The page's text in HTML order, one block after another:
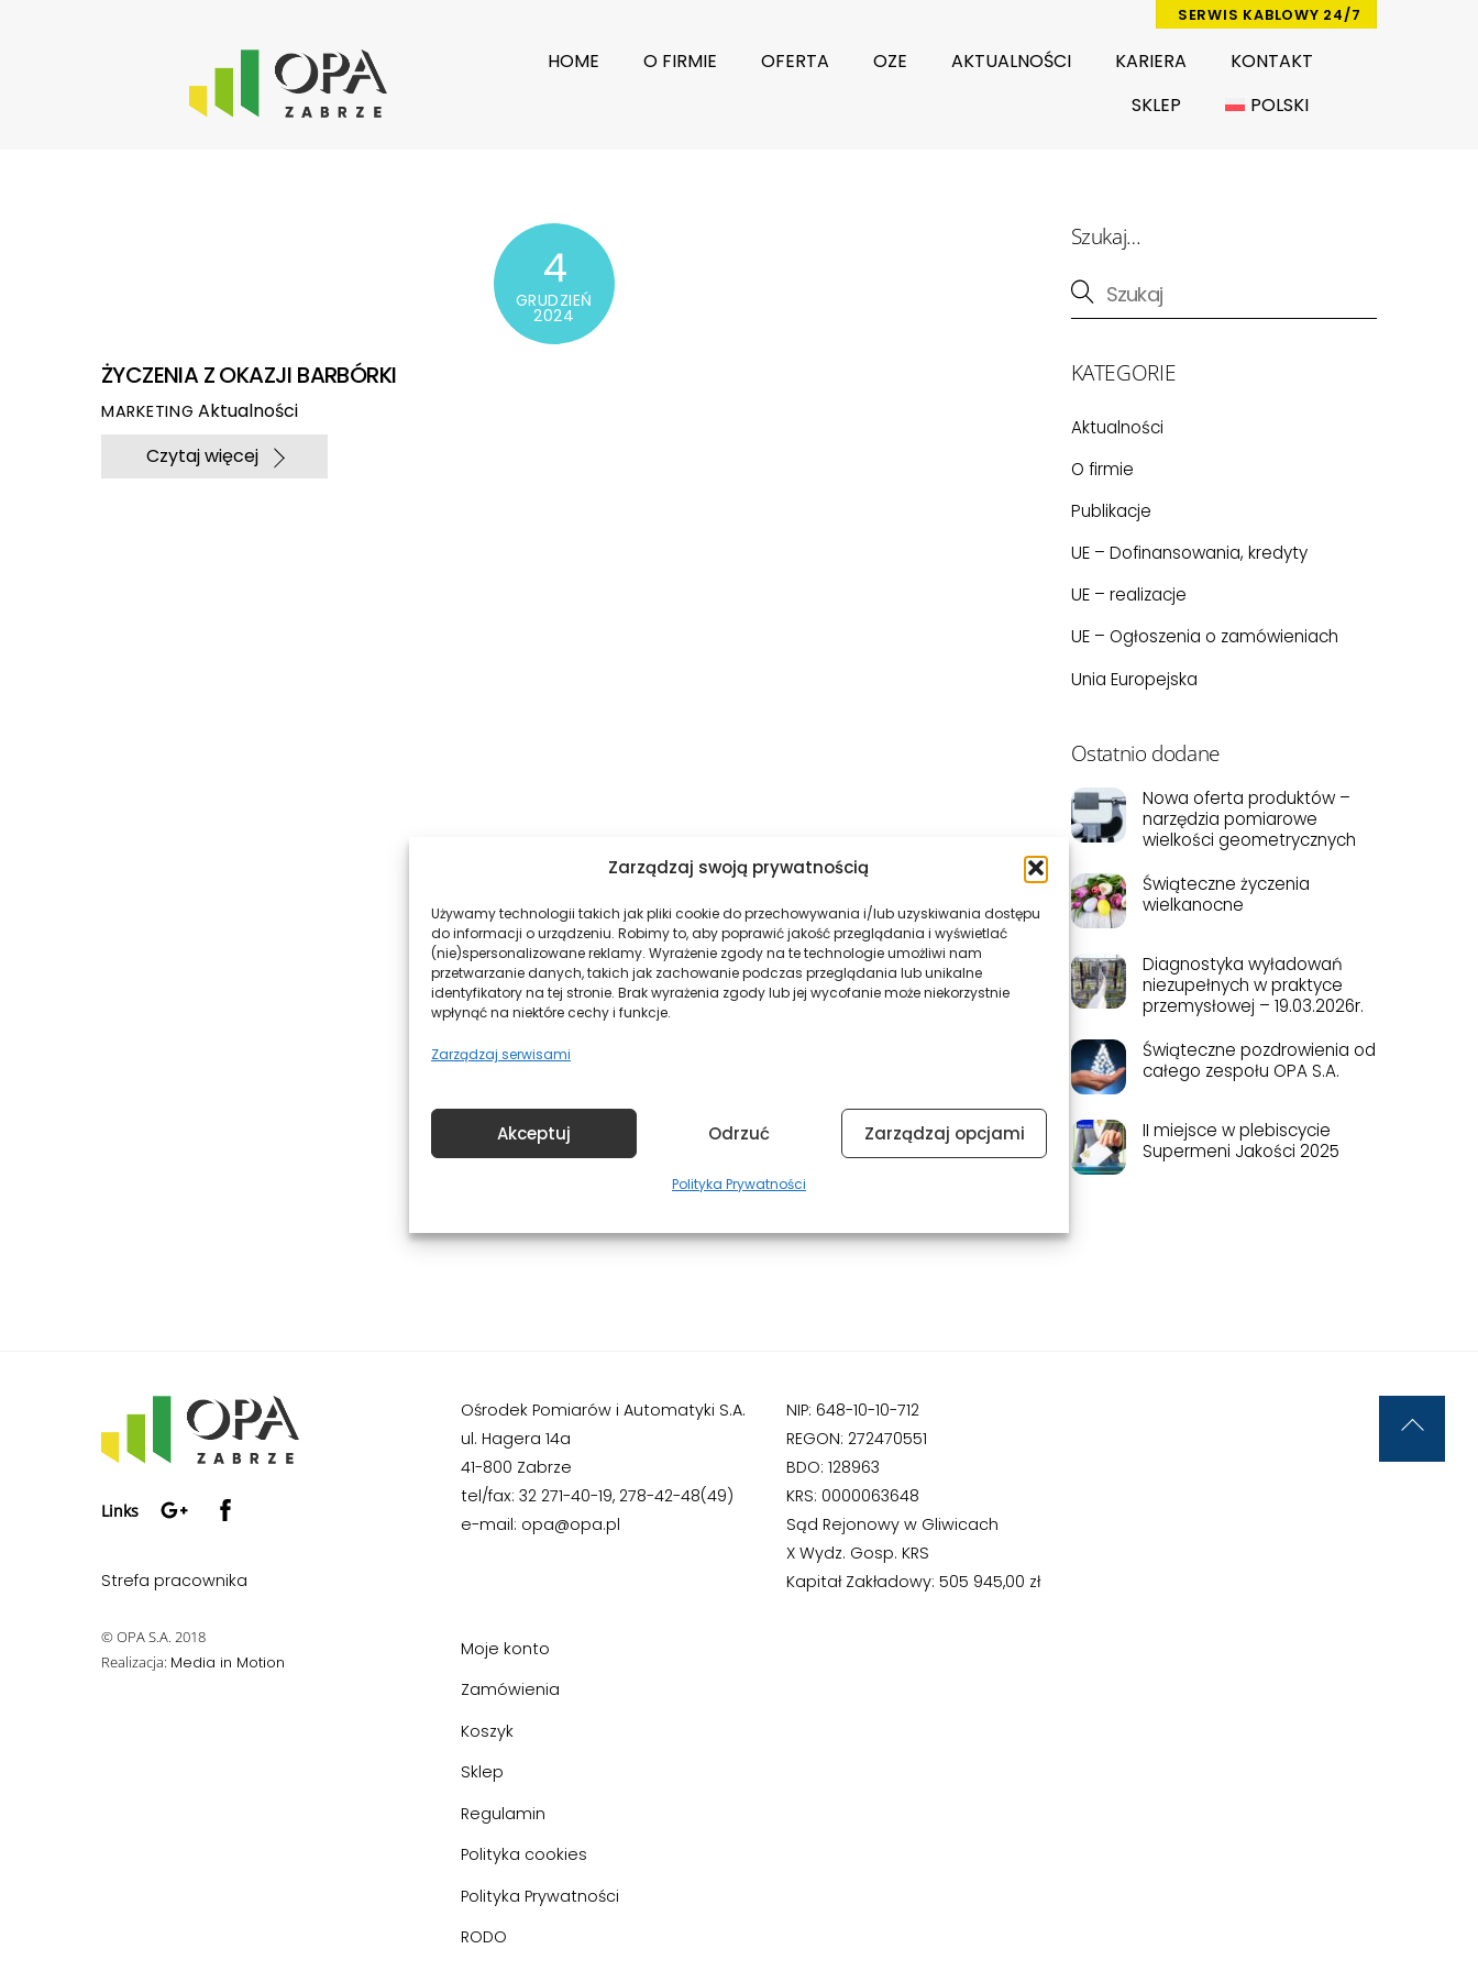
Zarządzaj swoją prywatnością
Używamy technologii takich jak pliki cookie do przechowywania i/lub uzyskiwania dostępu
do informacji o urządzeniu. Robimy to, aby poprawić jakość przeglądania i wyświetlać
(nie)spersonalizowane reklamy. Wyrażenie zgody na te technologie umożliwi nam
przetwarzanie danych, takich jak zachowanie podczas przeglądania lub unikalne
identyfikatory na tej stronie. Brak wyrażenia zgody lub jej wycofanie może niekorzystnie
wpłynąć na niektóre cechy i funkcje.
Zarządzaj serwisami
Akceptuj Odrzuć Zarządzaj opcjami
Polityka Prywatności
SERWIS KABLOWY 24/7
HOME O FIRMIE OFERTA OZE AKTUALNOŚCI KARIERA
KONTAKT
SKLEP
POLSKI
4
GRUDZIEŃ
2024
ŻYCZENIA Z OKAZJI BARBÓRKI
MARKETING Aktualności
Czytaj więcej
Szukaj…
KATEGORIE
Aktualności
O firmie
Publikacje
UE – Dofinansowania, kredyty
UE – realizacje
UE – Ogłoszenia o zamówieniach
Unia Europejska
Ostatnio dodane
Nowa oferta produktów –
narzędzia pomiarowe
wielkości geometrycznych
Świąteczne życzenia
wielkanocne
Diagnostyka wyładowań
niezupełnych w praktyce
przemysłowej – 19.03.2026r.
Świąteczne pozdrowienia od
całego zespołu OPA S.A.
II miejsce w plebiscycie
Supermeni Jakości 2025
Links
Google+
Strefa pracownika
© OPA S.A. 2018
Realizacja: Media in Motion
Ośrodek Pomiarów i Automatyki S.A.
ul. Hagera 14a
41-800 Zabrze
tel/fax: 32 271-40-19, 278-42-48(49)
e-mail: opa@opa.pl
NIP: 648-10-10-712
REGON: 272470551
BDO: 128963
KRS: 0000063648
Sąd Rejonowy w Gliwicach
X Wydz. Gosp. KRS
Kapitał Zakładowy: 505 945,00 zł
Moje konto
Zamówienia
Koszyk
Sklep
Regulamin
Polityka cookies
Polityka Prywatności
RODO